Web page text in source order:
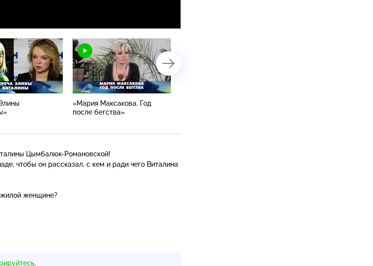
«Мария Максакова. Год
после бегства»
Цымбалюк-Романовской!
чтобы он рассказал, с кем и ради чего Виталина
женщине?
.